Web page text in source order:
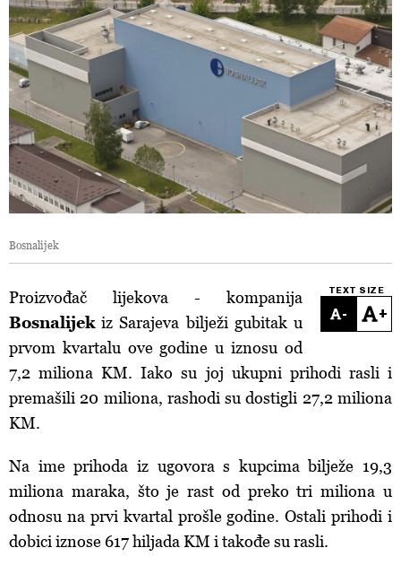
Bosnalijek
TEXT SIZE
- +
Proizvođač lijekova - kompanija
Bosnalijek iz Sarajeva bilježi gubitak u
prvom kvartalu ove godine u iznosu od
7,2 miliona KM. Iako su joj ukupni prihodi rasli i
premašili 20 miliona, rashodi su dostigli 27,2 miliona
KM.
Na ime prihoda iz ugovora s kupcima bilježe 19,3
miliona maraka, što je rast od preko tri miliona u
odnosu na prvi kvartal prošle godine. Ostali prihodi i
dobici iznose 617 hiljada KM i takođe su rasli.